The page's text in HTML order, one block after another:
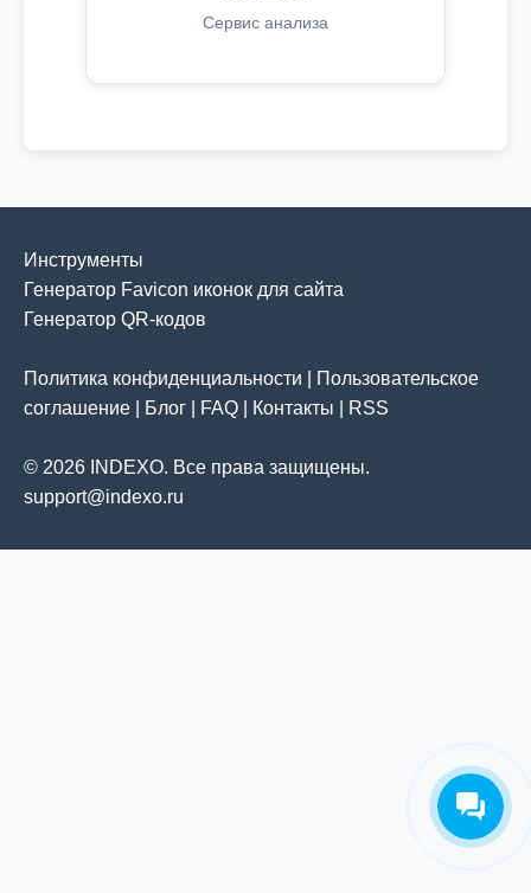
Сервис анализа
Инструменты
Генератор Favicon иконок для сайта
Генератор QR-кодов
Политика конфиденциальности
Пользовательское
соглашение
Блог FAQ Контакты RSS
© 2026 INDEXO. Все права защищены.
support@indexo.ru